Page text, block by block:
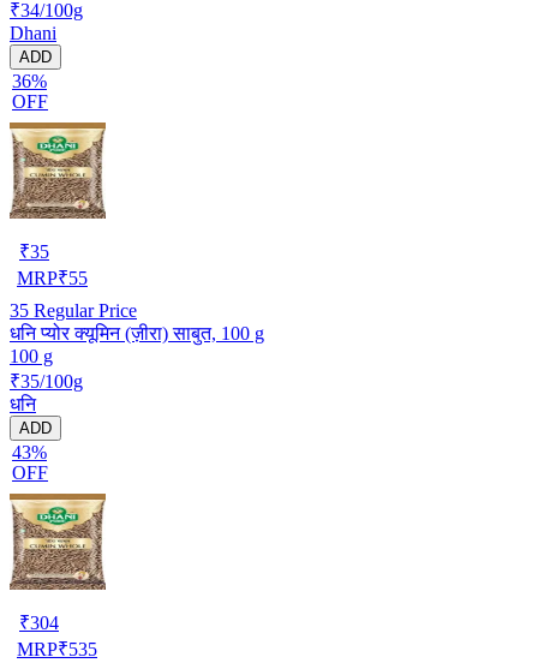
₹34/100g
Dhani
ADD
36%
OFF
₹35
MRP₹55
35 Regular Price
धनि प्योर क्यूमिन (ज़ीरा) साबुत, 100 g
100 g
₹35/100g
धनि
ADD
43%
OFF
₹304
MRP₹535